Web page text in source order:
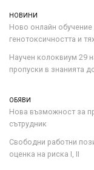
НОВИНИ
Ново онлайн обучение
генотоксичността и
Научен колоквиум 29
пропуски в знанията
ОБЯВИ
Нова възможност за
сътрудник
Свободни работни
оценка на риска I, II